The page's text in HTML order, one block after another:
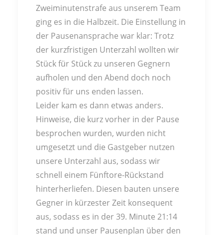
Zweiminutenstrafe aus unserem Team
ging es in die Halbzeit. Die Einstellung in
der Pausenansprache war klar: Trotz
der kurzfristigen Unterzahl wollten wir
Stück für Stück zu unseren Gegnern
aufholen und den Abend doch noch
positiv für uns enden lassen.
Leider kam es dann etwas anders.
Hinweise, die kurz vorher in der Pause
besprochen wurden, wurden nicht
umgesetzt und die Gastgeber nutzen
unsere Unterzahl aus, sodass wir
schnell einem Fünftore-Rückstand
hinterherliefen. Diesen bauten unsere
Gegner in kürzester Zeit konsequent
aus, sodass es in der 39. Minute 21:14
stand und unser Pausenplan über den